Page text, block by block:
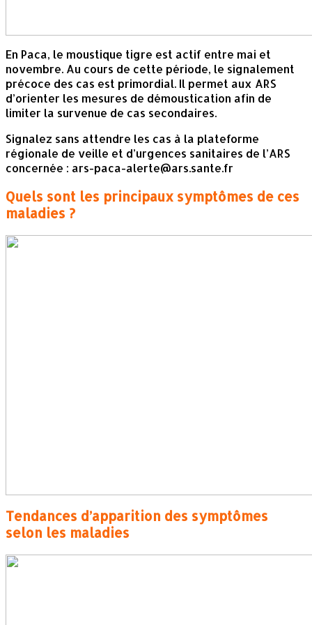
En Paca, le moustique tigre est actif entre mai et
novembre. Au cours de cette période, le signalement
précoce des cas est primordial. Il permet aux ARS
d’orienter les mesures de démoustication afin de
limiter la survenue de cas secondaires.
Signalez sans attendre les cas à la plateforme
régionale de veille et d’urgences sanitaires de l’ARS
concernée : ars-paca-alerte@ars.sante.fr
Quels sont les principaux symptômes de ces
maladies ?
Tendances d’apparition des symptômes
selon les maladies